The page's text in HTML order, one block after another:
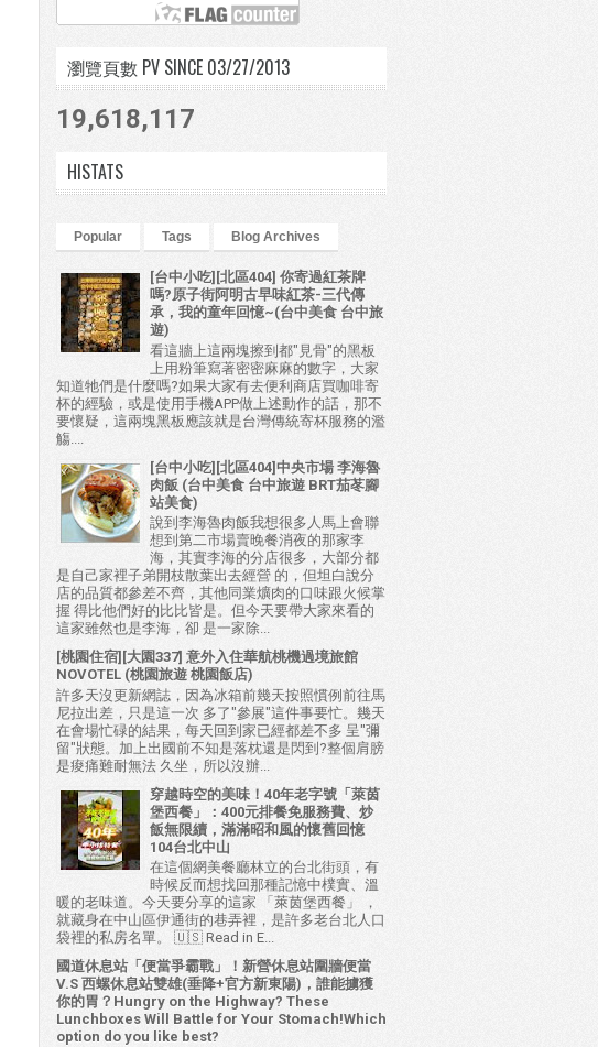
瀏覽頁數 PV SINCE 03/27/2013
19,618,117
HISTATS
Popular Tags Blog Archives
[台中小吃][北區404] 你寄過紅茶牌
嗎?原子街阿明古早味紅茶-三代傳
承，我的童年回憶~(台中美食 台中旅
遊)
看這牆上這兩塊擦到都"見骨"的黑板
上用粉筆寫著密密麻麻的數字，大家
知道牠們是什麼嗎?如果大家有去便利商店買咖啡寄
杯的經驗，或是使用手機APP做上述動作的話，那不
要懷疑，這兩塊黑板應該就是台灣傳統寄杯服務的濫
觴....
[台中小吃][北區404]中央市場 李海魯
肉飯 (台中美食 台中旅遊 BRT茄苳腳
站美食)
說到李海魯肉飯我想很多人馬上會聯
想到第二市場賣晚餐消夜的那家李
海，其實李海的分店很多，大部分都
是自己家裡子弟開枝散葉出去經營 的，但坦白說分
店的品質都參差不齊，其他同業爌肉的口味跟火候掌
握 得比他們好的比比皆是。但今天要帶大家來看的
這家雖然也是李海，卻 是一家除...
[桃園住宿][大園337] 意外入住華航桃機過境旅館
NOVOTEL (桃園旅遊 桃園飯店)
許多天沒更新網誌，因為冰箱前幾天按照慣例前往馬
尼拉出差，只是這一次 多了"參展"這件事要忙。幾天
在會場忙碌的結果，每天回到家已經都差不多 呈"彌
留"狀態。加上出國前不知是落枕還是閃到?整個肩膀
是痠痛難耐無法 久坐，所以沒辦...
穿越時空的美味！40年老字號「萊茵
堡西餐」：400元排餐免服務費、炒
飯無限續，滿滿昭和風的懷舊回憶
104台北中山
在這個網美餐廳林立的台北街頭，有
時候反而想找回那種記憶中樸實、溫
暖的老味道。今天要分享的這家 「萊茵堡西餐」 ，
就藏身在中山區伊通街的巷弄裡，是許多老台北人口
袋裡的私房名單。 🇺🇸 Read in E...
國道休息站「便當爭霸戰」！新營休息站圍牆便當
V.S 西螺休息站雙雄(垂降+官方新東陽)，誰能擄獲
你的胃？Hungry on the Highway? These
Lunchboxes Will Battle for Your Stomach!Which
option do you like best?